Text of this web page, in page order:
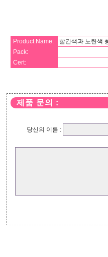
Product Name: 빨간색과 노란색
Pack:
Cert:
제품 문의 :
당신의 이름 :